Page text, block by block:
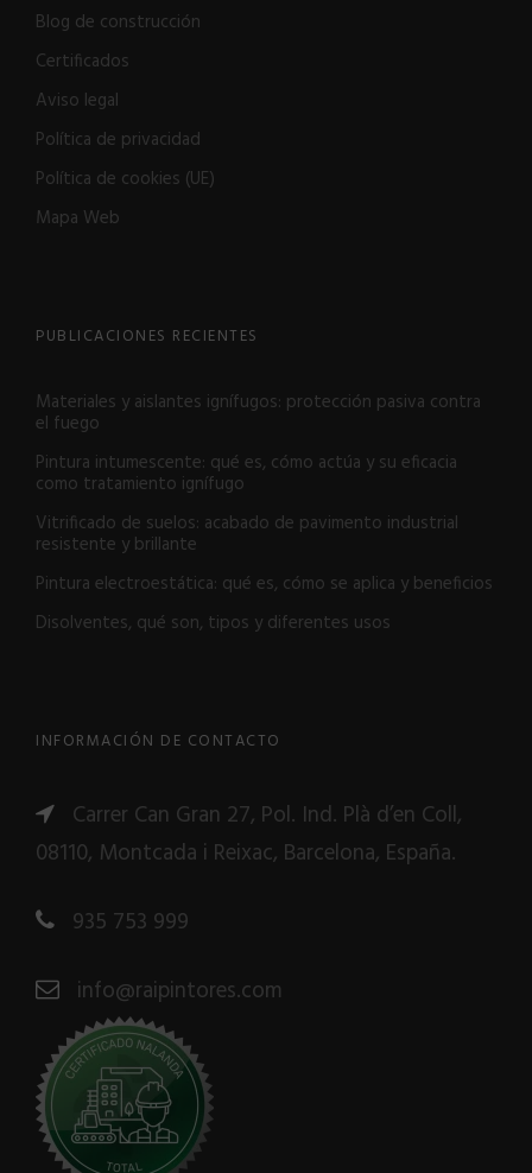
Blog de construcción
Certificados
Aviso legal
Política de privacidad
Política de cookies (UE)
Mapa Web
PUBLICACIONES RECIENTES
Materiales y aislantes ignífugos: protección pasiva contra
el fuego
Pintura intumescente: qué es, cómo actúa y su eficacia
como tratamiento ignífugo
Vitrificado de suelos: acabado de pavimento industrial
resistente y brillante
Pintura electroestática: qué es, cómo se aplica y beneficios
Disolventes, qué son, tipos y diferentes usos
INFORMACIÓN DE CONTACTO
Carrer Can Gran 27, Pol. Ind. Plà d’en Coll,
08110, Montcada i Reixac, Barcelona, España.
935 753 999
info@raipintores.com